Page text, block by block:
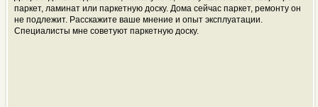
паркет, ламинат или паркетную доску. Дома сейчас паркет, ремонту он
не подлежит. Расскажите ваше мнение и опыт эксплуатации.
Специалисты мне советуют паркетную доску.